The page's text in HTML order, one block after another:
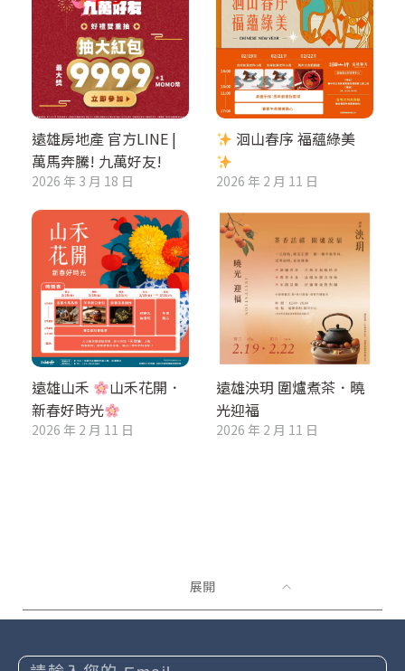
遠雄房地產 官方LINE |
萬馬奔騰! 九萬好友!
2026 年 3 月 18 日
洄山春序 福蘊綠美
2026 年 2 月 11 日
遠雄山禾
山禾花開．
新春好時光
2026 年 2 月 11 日
遠雄泱玥 圍爐煮茶．曉
光迎福
2026 年 2 月 11 日
展開